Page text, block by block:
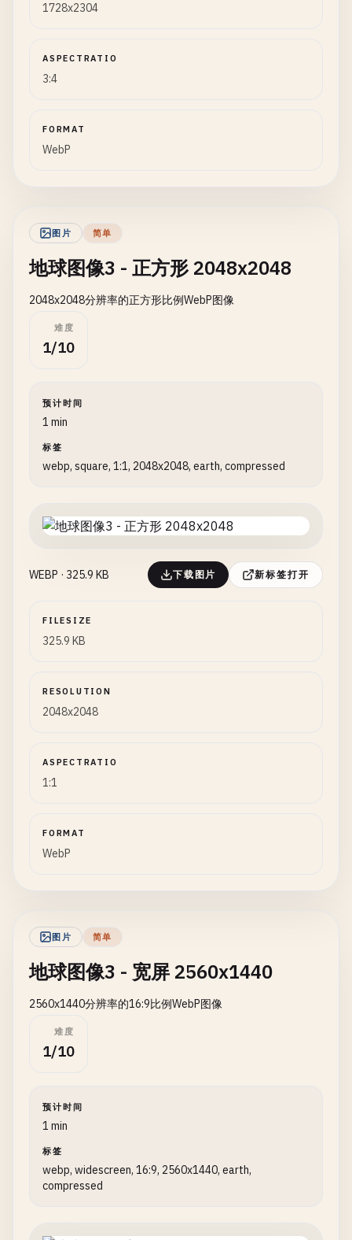
1728x2304
ASPECTRATIO
3:4
FORMAT
WebP
图片 简单
地球图像3 - 正方形 2048x2048
2048x2048分辨率的正方形比例WebP图像
难度
1/10
预计时间
1 min
标签
webp, square, 1:1, 2048x2048, earth, compressed
WEBP · 325.9 KB 下载图片 新标签打开
FILESIZE
325.9 KB
RESOLUTION
2048x2048
ASPECTRATIO
1:1
FORMAT
WebP
图片 简单
地球图像3 - 宽屏 2560x1440
2560x1440分辨率的16:9比例WebP图像
难度
1/10
预计时间
1 min
标签
webp, widescreen, 16:9, 2560x1440, earth,
compressed